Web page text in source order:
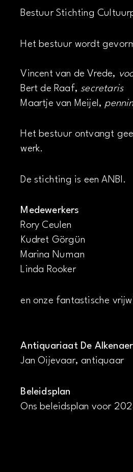
Bestuur Stichting
Het bestuur wordt
Vincent van de Vrede,
Bert de Raaf, secretaris
Maartje van Meijel,
Het bestuur ontvangt
werk.
De stichting is een ANBI.
Medewerkers
Rory Ceulen
Kudret Görgün
Marina Numan
Linda Rooker
en onze fantastische
Antiquariaat De Alkenaer
Jan Oijevaar, antiquaar
Beleidsplan
Ons beleidsplan voor